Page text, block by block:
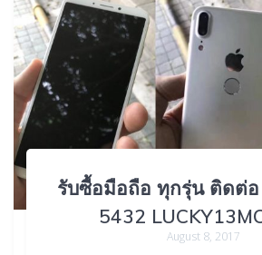
รับซื้อมือถือ ทุกรุ่น ติดต่
5432
August 8, 2017